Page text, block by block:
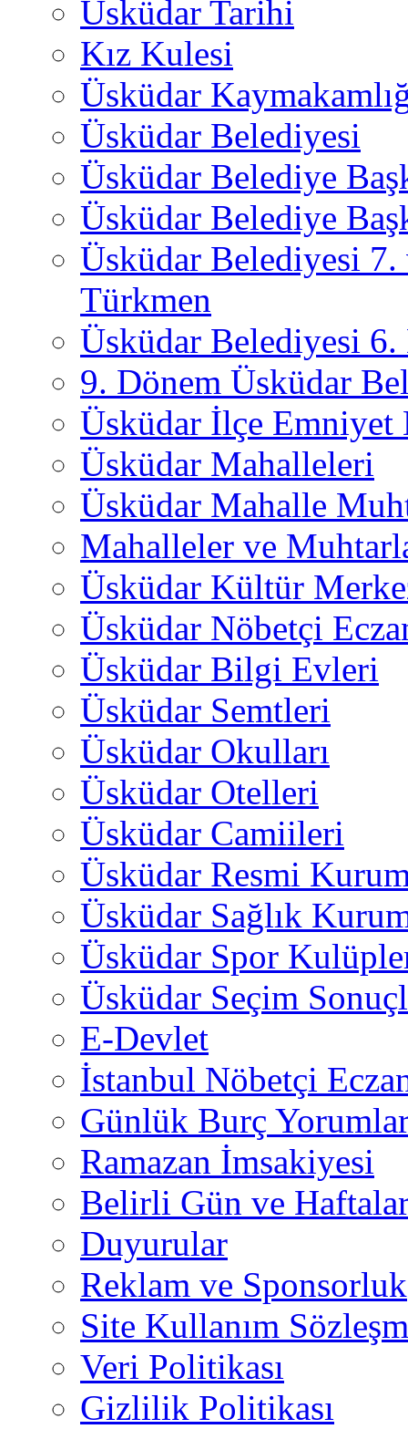
Üsküdar Tarihi
Kız Kulesi
Üsküdar
Üsküdar Belediyesi
Üsküdar Belediye
Üsküdar Belediye
Üsküdar Belediyesi
Türkmen
Üsküdar Belediyesi 6.
9. Dönem Üsküdar
Üsküdar İlçe
Üsküdar Mahalleleri
Üsküdar Mahalle
Mahalleler ve
Üsküdar Kültür
Üsküdar Nöbetçi
Üsküdar Bilgi Evleri
Üsküdar Semtleri
Üsküdar Okulları
Üsküdar Otelleri
Üsküdar Camiileri
Üsküdar Resmi
Üsküdar Sağlık
Üsküdar Spor
Üsküdar Seçim
E-Devlet
İstanbul Nöbetçi
Günlük Burç
Ramazan İmsakiyesi
Belirli Gün ve
Duyurular
Reklam ve Sponsorluk
Site Kullanım
Veri Politikası
Gizlilik Politikası